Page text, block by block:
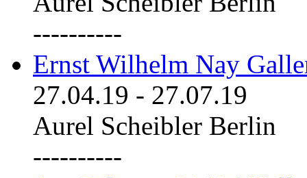
----------
Ernst Wilhelm Nay
27.04.19 - 27.07.19
Aurel Scheibler Berlin
----------